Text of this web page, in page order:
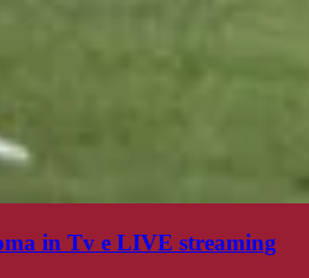
in Tv e LIVE streaming